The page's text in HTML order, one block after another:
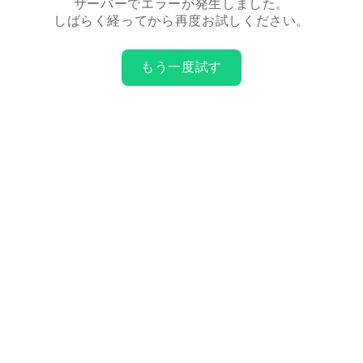
サーバーでエラーが発生しました。
しばらく経ってから再度お試しください。
もう一度試す